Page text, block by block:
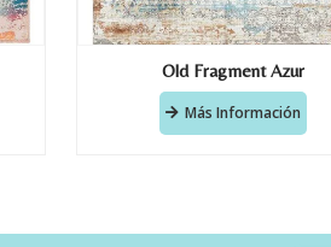
Old Fragment Azur
Más Información